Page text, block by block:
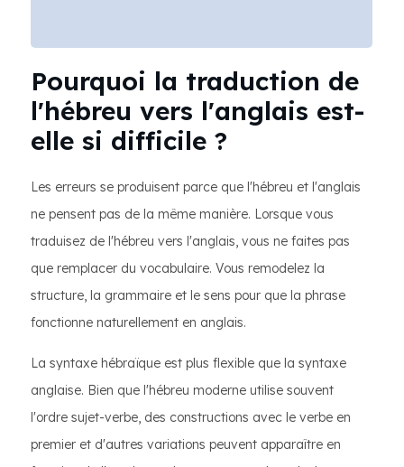
Pourquoi la traduction de
l'hébreu vers l'anglais est-
elle si difficile ?
Les erreurs se produisent parce que l'hébreu et l'anglais
ne pensent pas de la même manière. Lorsque vous
traduisez de l'hébreu vers l'anglais, vous ne faites pas
que remplacer du vocabulaire. Vous remodelez la
structure, la grammaire et le sens pour que la phrase
fonctionne naturellement en anglais.
La syntaxe hébraïque est plus flexible que la syntaxe
anglaise. Bien que l'hébreu moderne utilise souvent
l'ordre sujet-verbe, des constructions avec le verbe en
premier et d'autres variations peuvent apparaître en